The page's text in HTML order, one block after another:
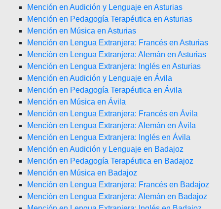
Mención en Audición y Lenguaje en Asturias
Mención en Pedagogía Terapéutica en Asturias
Mención en Música en Asturias
Mención en Lengua Extranjera: Francés en Asturias
Mención en Lengua Extranjera: Alemán en Asturias
Mención en Lengua Extranjera: Inglés en Asturias
Mención en Audición y Lenguaje en Ávila
Mención en Pedagogía Terapéutica en Ávila
Mención en Música en Ávila
Mención en Lengua Extranjera: Francés en Ávila
Mención en Lengua Extranjera: Alemán en Ávila
Mención en Lengua Extranjera: Inglés en Ávila
Mención en Audición y Lenguaje en Badajoz
Mención en Pedagogía Terapéutica en Badajoz
Mención en Música en Badajoz
Mención en Lengua Extranjera: Francés en Badajoz
Mención en Lengua Extranjera: Alemán en Badajoz